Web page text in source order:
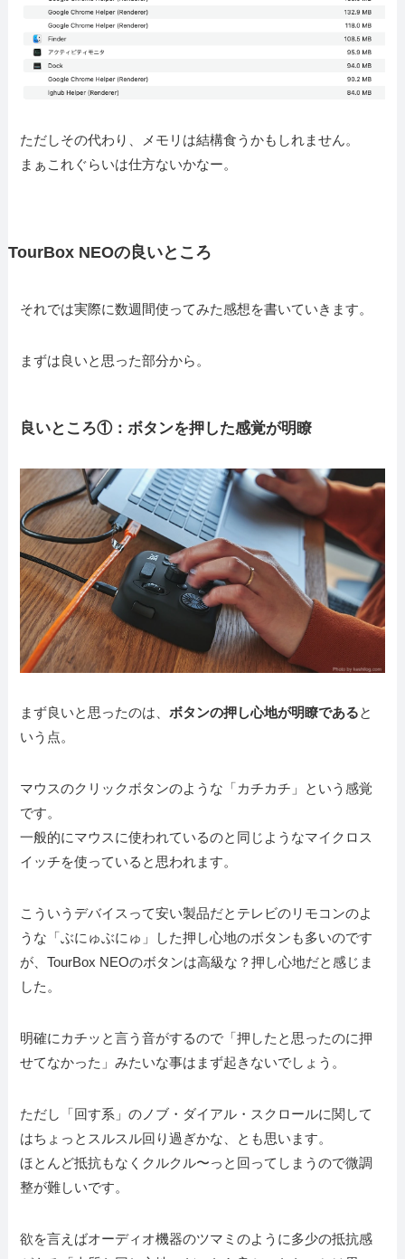
ただしその代わり、メモリは結構食うかもしれません。
まぁこれぐらいは仕方ないかなー。
TourBox NEOの良いところ
それでは実際に数週間使ってみた感想を書いていきます。
まずは良いと思った部分から。
良いところ①：ボタンを押した感覚が明瞭
まず良いと思ったのは、ボタンの押し心地が明瞭であると
いう点。
マウスのクリックボタンのような「カチカチ」という感覚
です。
一般的にマウスに使われているのと同じようなマイクロス
イッチを使っていると思われます。
こういうデバイスって安い製品だとテレビのリモコンのよ
うな「ぶにゅぶにゅ」した押し心地のボタンも多いのです
が、TourBox NEOのボタンは高級な？押し心地だと感じま
した。
明確にカチッと言う音がするので「押したと思ったのに押
せてなかった」みたいな事はまず起きないでしょう。
ただし「回す系」のノブ・ダイアル・スクロールに関して
はちょっとスルスル回り過ぎかな、とも思います。
ほとんど抵抗もなくクルクル〜っと回ってしまうので微調
整が難しいです。
欲を言えばオーディオ機器のツマミのように多少の抵抗感